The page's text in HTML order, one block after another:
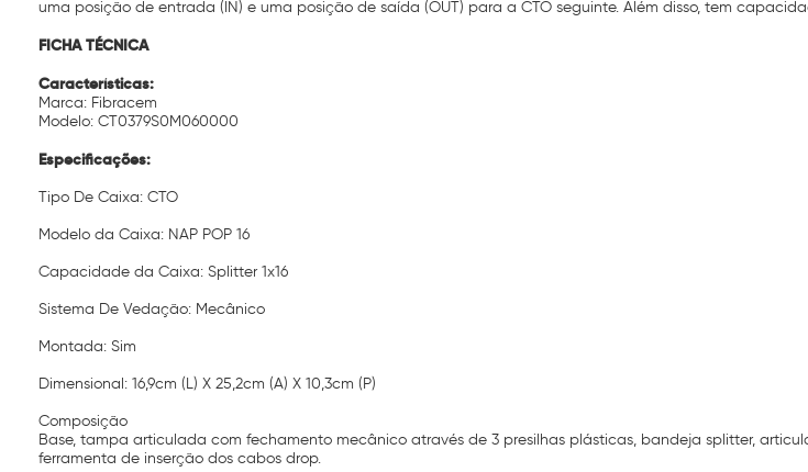
uma posição de entrada (IN) e uma posição de saída (OUT) para a CTO seguinte. Além disso, tem
FICHA TÉCNICA
Características:
Marca: Fibracem
Modelo: CT0379S0M060000
Especificações:
Tipo De Caixa: CTO
Modelo da Caixa: NAP POP 16
Capacidade da Caixa: Splitter 1x16
Sistema De Vedação: Mecânico
Montada: Sim
Dimensional: 16,9cm (L) X 25,2cm (A) X 10,3cm (P)
Composição
Base, tampa articulada com fechamento mecânico através de 3 presilhas plásticas, bandeja splitter,
ferramenta de inserção dos cabos drop.